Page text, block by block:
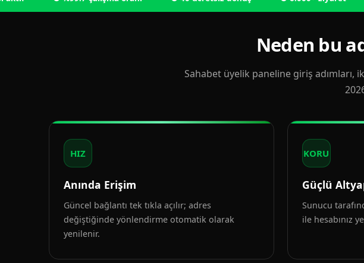
Neden bu
Sahabet üyelik paneline giriş adımları,
HIZ
Anında Erişim
Güncel bağlantı tek tıkla açılır; adres
değiştiğinde yönlendirme otomatik olarak
yenilenir.
KORU
Güçlü
Sunucu
ile hesabınız